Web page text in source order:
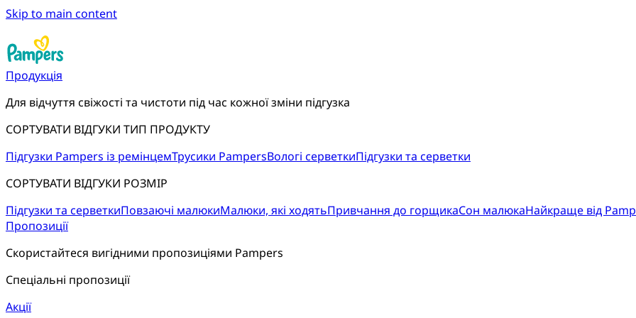
Skip to main content
Продукція
Для відчуття свіжості та чистоти під час кожної зміни підгузка
СОРТУВАТИ ВІДГУКИ ТИП ПРОДУКТУ
Підгузки Pampers із ремінцемТрусики PampersВологі серветкиПідгузки та серветки
СОРТУВАТИ ВІДГУКИ РОЗМІР
Підгузки та серветкиПовзаючі малюкиМалюки, які ходятьПривчання до горщикаСон малюкаНайкраще від
Пропозиції
Скористайтеся вигідними пропозиціями Pampers
Спеціальні пропозиції
Акції